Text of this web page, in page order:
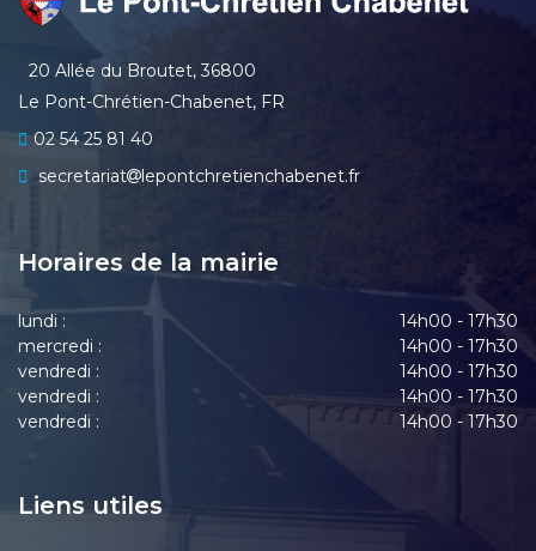
20 Allée du Broutet, 36800
Le Pont-Chrétien-Chabenet, FR
02 54 25 81 40
secretariat
lepontchretienchabenet.fr
Horaires de la mairie
lundi :
14h00 - 17h30
mercredi :
14h00 - 17h30
vendredi :
14h00 - 17h30
vendredi :
14h00 - 17h30
vendredi :
14h00 - 17h30
Liens utiles